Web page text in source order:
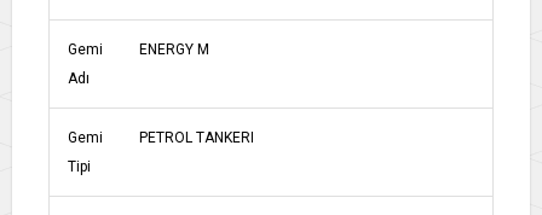
Gemi
Adı
ENERGY M
Gemi
Tipi
PETROL TANKERI